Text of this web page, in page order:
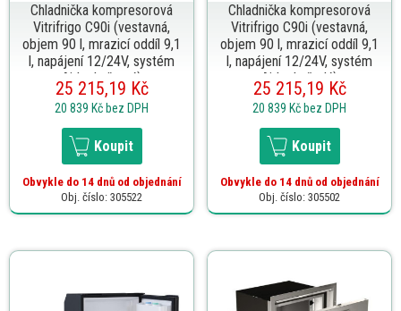
Chladnička kompresorová
Vitrifrigo C90i (vestavná,
objem 90 l, mrazicí oddíl 9,1
l, napájení 12/24V, systém
Airlock, černá)
25 215,19 Kč
20 839 Kč bez DPH
Koupit
Obvykle do 14 dnů od objednání
Obj. číslo: 305522
Chladnička kompresorová
Vitrifrigo C90i (vestavná,
objem 90 l, mrazicí oddíl 9,1
l, napájení 12/24V, systém
Airlock, šedá)
25 215,19 Kč
20 839 Kč bez DPH
Koupit
Obvykle do 14 dnů od objednání
Obj. číslo: 305502